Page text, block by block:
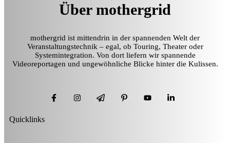
Über mothergrid
mothergrid ist mittendrin in der spannenden Welt der
Veranstaltungstechnik – egal, ob Touring, Theater oder
Systemintegration. Von dort liefern wir spannende
Videoreportagen und ungewöhnliche Blicke hinter die Kulissen.
Quicklinks